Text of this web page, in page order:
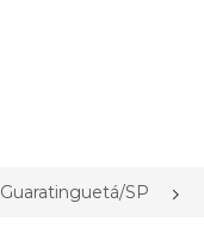
Guaratinguetá/SP